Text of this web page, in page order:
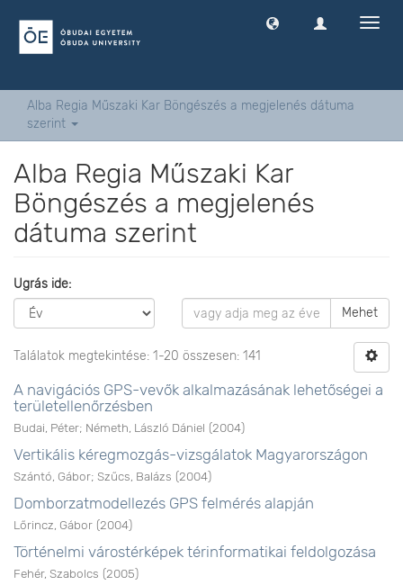
Alba Regia Műszaki Kar Böngészés a megjelenés dátuma
szerint
Alba Regia Műszaki Kar
Böngészés a megjelenés
dátuma szerint
Ugrás ide:
Mehet
Találatok megtekintése: 1-20 összesen: 141
A navigációs GPS-vevők alkalmazásának lehetőségei a
területellenőrzésben
Budai, Péter; Németh, László Dániel (2004)
Vertikális kéregmozgás-vizsgálatok Magyarországon
Szántó, Gábor; Szűcs, Balázs (2004)
Domborzatmodellezés GPS felmérés alapján
Lőrincz, Gábor (2004)
Történelmi várostérképek térinformatikai feldolgozása
Fehér, Szabolcs (2005)